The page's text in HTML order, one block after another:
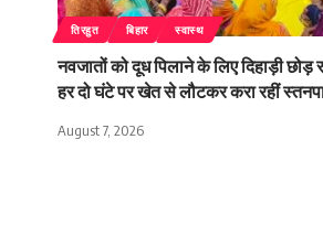
तिरहुत बिहार स्वास्थ
नवजातों को दूध पिलाने के लिए दिहाड़ी छोड़
हर दो घंटे पर खेत से लौटकर करा रहीं
August 7, 2026